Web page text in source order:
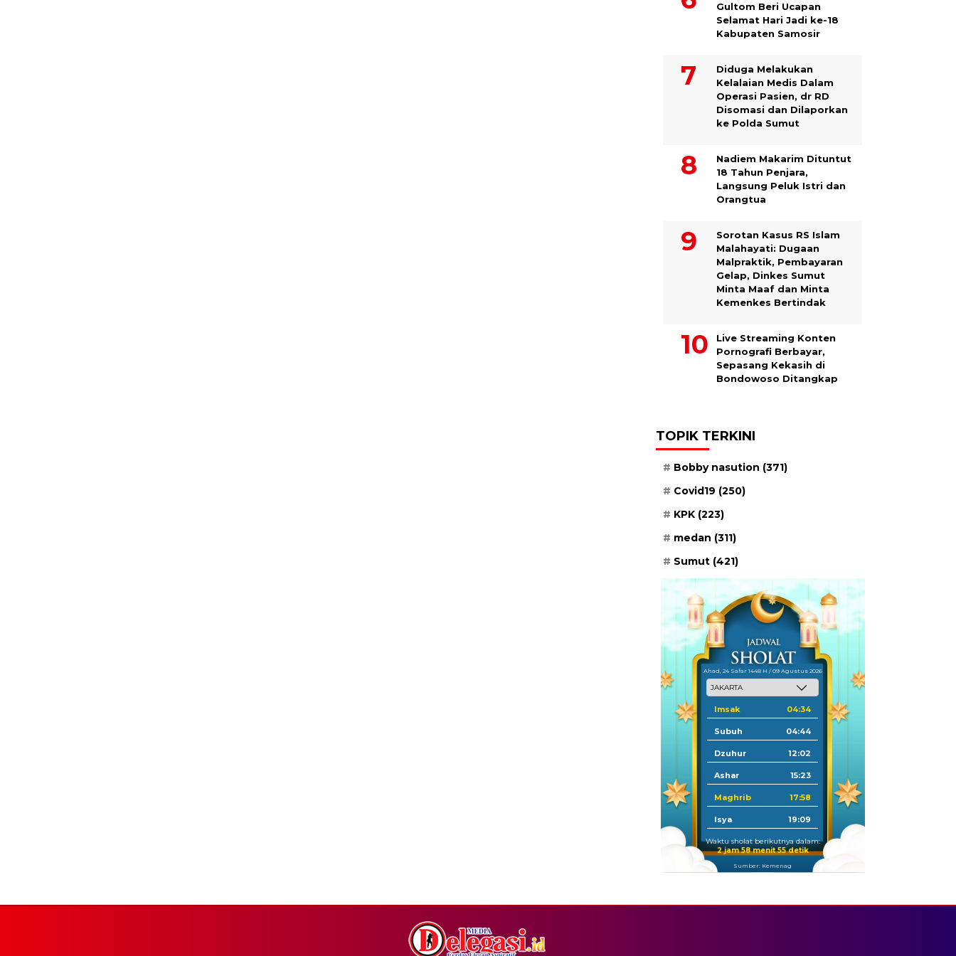
Gultom Beri Ucapan
Selamat Hari Jadi ke-18
Kabupaten Samosir
Diduga Melakukan
Kelalaian Medis Dalam
Operasi Pasien, dr RD
Disomasi dan Dilaporkan
ke Polda Sumut
​Nadiem Makarim Dituntut
18 Tahun Penjara,
Langsung Peluk Istri dan
Orangtua
Sorotan Kasus RS Islam
Malahayati: Dugaan
Malpraktik, Pembayaran
Gelap, Dinkes Sumut
Minta Maaf dan Minta
Kemenkes Bertindak
Live Streaming Konten
Pornografi Berbayar,
Sepasang Kekasih di
Bondowoso Ditangkap
TOPIK TERKINI
Bobby nasution (371)
Covid19 (250)
KPK (223)
medan (311)
Sumut (421)
Ahad, 24 Safar 1448 H / 09 Agustus 2026
Imsak 04:34
Subuh 04:44
Dzuhur 12:02
Ashar 15:23
Maghrib 17:58
Isya 19:09
Waktu sholat berikutnya dalam:
2 jam 58 menit 54 detik
Sumber: Kemenag